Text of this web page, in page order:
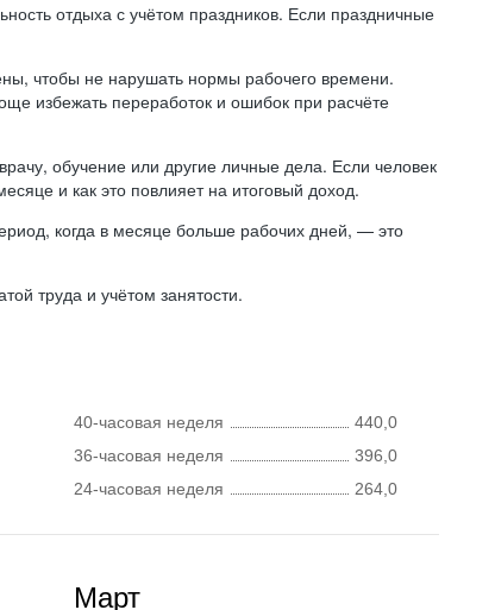
отдыха с учётом праздников. Если праздничные
чтобы не нарушать нормы рабочего времени.
избежать переработок и ошибок при расчёте
обучение или другие личные дела. Если человек
и как это повлияет на итоговый доход.
когда в месяце больше рабочих дней, — это
труда и учётом занятости.
40-часовая неделя
440,0
36-часовая неделя
396,0
24-часовая неделя
264,0
Март